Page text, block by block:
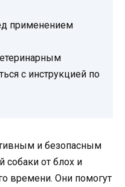
применением
с инструкцией по
и безопасным
от блох и
времени. Они помогут